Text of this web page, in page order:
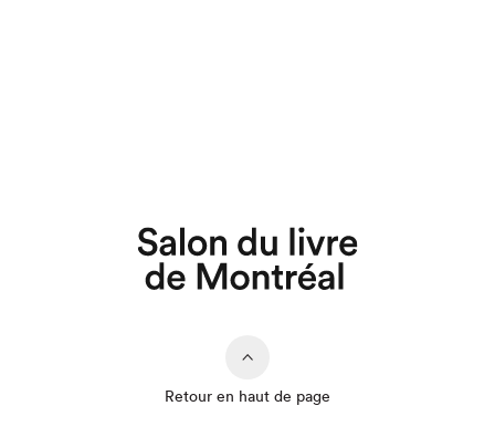
Retour en haut de page